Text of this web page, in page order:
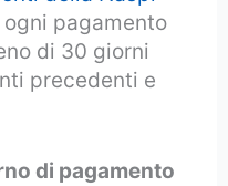
pagamento
di 30 giorni
precedenti e
di pagamento